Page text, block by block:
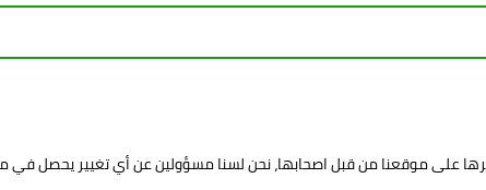
على موقعنا من قبل اصحابها، نحن لسنا مسؤولين عن أي تغيير يحصل في